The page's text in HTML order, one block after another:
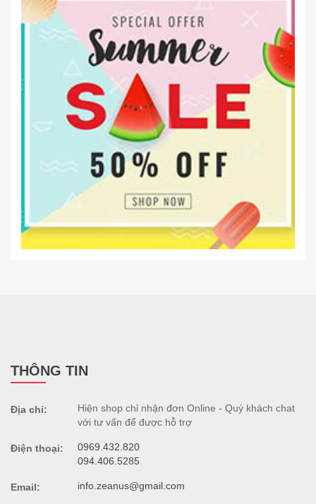
THÔNG TIN
Địa chỉ:
Hiện shop chỉ nhận đơn Online - Quý khách chat
với tư vấn để được hỗ trợ
Điện thoại:
0969.432.820
094.406.5285
Email: info.zeanus@gmail.com